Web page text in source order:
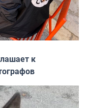
к